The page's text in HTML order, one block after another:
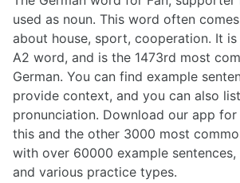
used as noun. This word often
about house, sport, cooperation. It is
A2 word, and is the 1473rd most
German. You can find example
provide context, and you can also
pronunciation. Download our app
this and the other 3000 most
with over 60000 example sentences,
and various practice types.